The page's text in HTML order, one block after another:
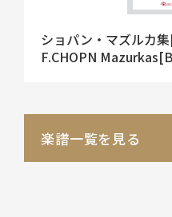
ショパン・マズルカ
F.CHOPN
楽譜一覧を見る